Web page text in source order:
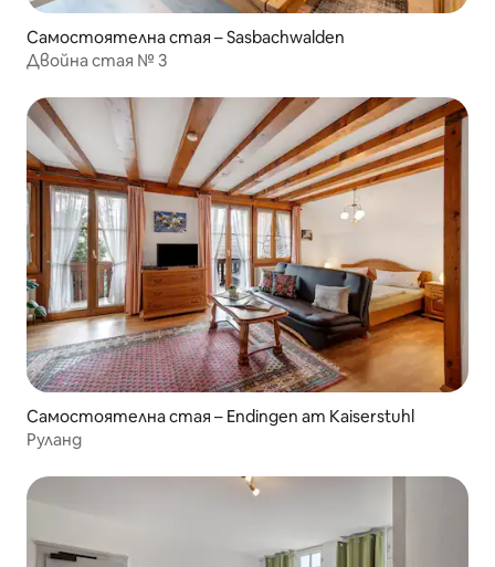
Самостоятелна стая – Sasbachwalden
Двойна стая № 3
Самостоятелна стая – Endingen am Kaiserstuhl
Руланд